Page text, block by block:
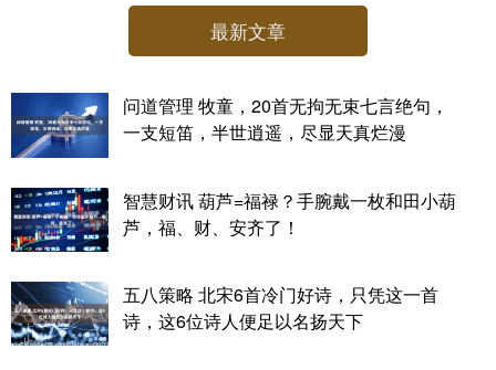
最新文章
问道管理 牧童，20首无拘无束七言绝句，
一支短笛，半世逍遥，尽显天真烂漫
智慧财讯 葫芦=福禄？手腕戴一枚和田小葫
芦，福、财、安齐了！
五八策略 北宋6首冷门好诗，只凭这一首
诗，这6位诗人便足以名扬天下